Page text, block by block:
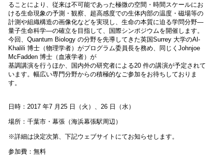
ることにより、従来は不可能であった極微の空間・時間スケールにお
ける生命現象の予測・観察、超高感度での生体内部の温度・磁場等の
計測や組織構造の画像化などを実現し、生命の本質に迫る学問分野―
量子生命科学―の確立を目指して、国際シンポジウムを開催します。
今回、Quantum Biology の分野を先導してきた英国Surrey 大学のAl-
Khalili 博士（物理学者）がプログラム委員長を務め、同じくJohnjoe
McFadden 博士（血液学者）が
基調講演を行うほか、国内外の研究者による20 件の講演が予定されて
います。幅広い専門分野からの積極的なご参加をお待ちしておりま
す。
日時：2017 年7 月25 日（火）、26 日（水）
場所：千葉市・幕張（海浜幕張駅周辺）
※詳細は決定次第、下記ウェブサイトにてお知らせします。
参加費：無料